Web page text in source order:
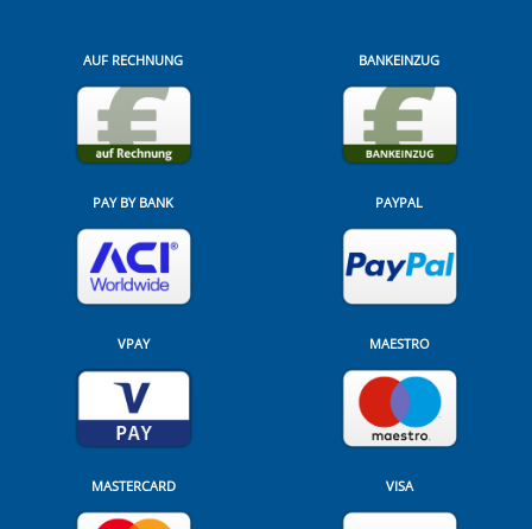
AUF RECHNUNG BANKEINZUG
PAY BY BANK PAYPAL
VPAY MAESTRO
MASTERCARD VISA